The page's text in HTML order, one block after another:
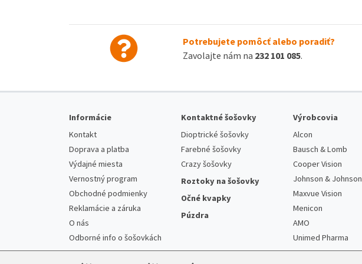
Potrebujete pomôcť alebo poradiť?
Zavolajte nám na 232 101 085.
Informácie
Kontakt
Doprava a platba
Výdajné miesta
Vernostný program
Obchodné podmienky
Reklamácie a záruka
O nás
Odborné info o šošovkách
Kontaktné šošovky
Dioptrické šošovky
Farebné šošovky
Crazy šošovky
Roztoky na šošovky
Očné kvapky
Púzdra
Výrobcovia
Alcon
Bausch & Lomb
Cooper Vision
Johnson & Johnson
Maxvue Vision
Menicon
AMO
Unimed Pharma